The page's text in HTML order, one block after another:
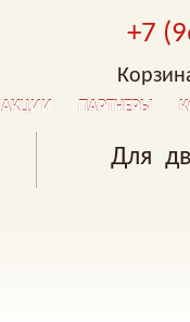
+7
АКЦИИ ПАРТНЕРЫ
Для